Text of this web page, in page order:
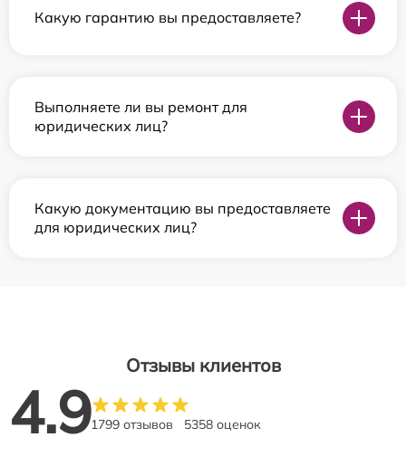
Какую гарантию вы предоставляете?
Выполняете ли вы ремонт для
юридических лиц?
Какую документацию вы предоставляете
для юридических лиц?
Отзывы клиентов
4.91799 отзывов 5358 оценок